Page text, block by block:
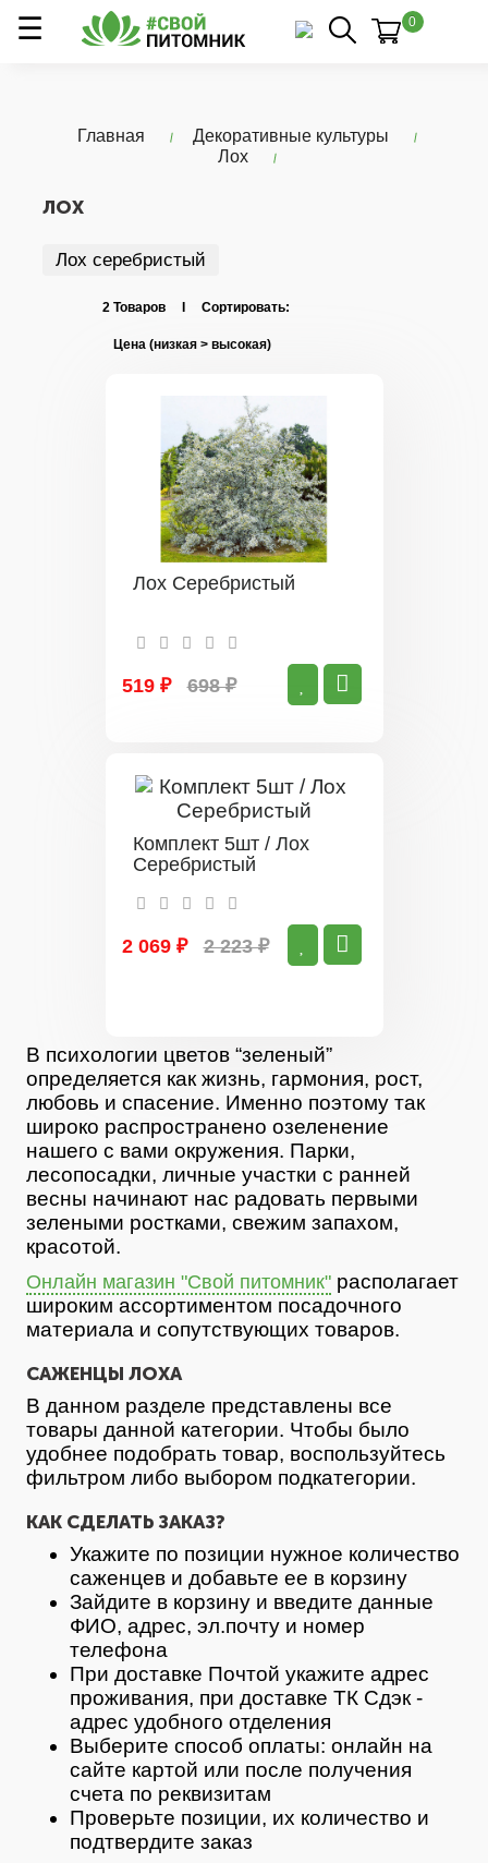
0
Главная
Декоративные культуры
Лох
ЛОХ
Лох серебристый
2 Товаров I Сортировать:
Лох Серебристый
519 ₽ 698 ₽
Комплект 5шт / Лох
Серебристый
2 069 ₽ 2 223 ₽
В психологии цветов “зеленый”
определяется как жизнь, гармония, рост,
любовь и спасение. Именно поэтому так
широко распространено озеленение
нашего с вами окружения. Парки,
лесопосадки, личные участки с ранней
весны начинают нас радовать первыми
зелеными ростками, свежим запахом,
красотой.
Онлайн магазин "Свой питомник" располагает
широким ассортиментом посадочного
материала и сопутствующих товаров.
САЖЕНЦЫ ЛОХА
В данном разделе представлены все
товары данной категории. Чтобы было
удобнее подобрать товар, воспользуйтесь
фильтром либо выбором подкатегории.
КАК СДЕЛАТЬ ЗАКАЗ?
Укажите по позиции нужное количество
саженцев и добавьте ее в корзину
Зайдите в корзину и введите данные
ФИО, адрес, эл.почту и номер
телефона
При доставке Почтой укажите адрес
проживания, при доставке ТК Сдэк -
адрес удобного отделения
Выберите способ оплаты: онлайн на
сайте картой или после получения
счета по реквизитам
Проверьте позиции, их количество и
подтвердите заказ